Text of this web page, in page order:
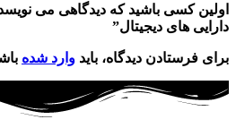
اولین کسی باشید که دیدگاهی می
دارایی های دیجیتال”
برای فرستادن دیدگاه، باید وارد شده